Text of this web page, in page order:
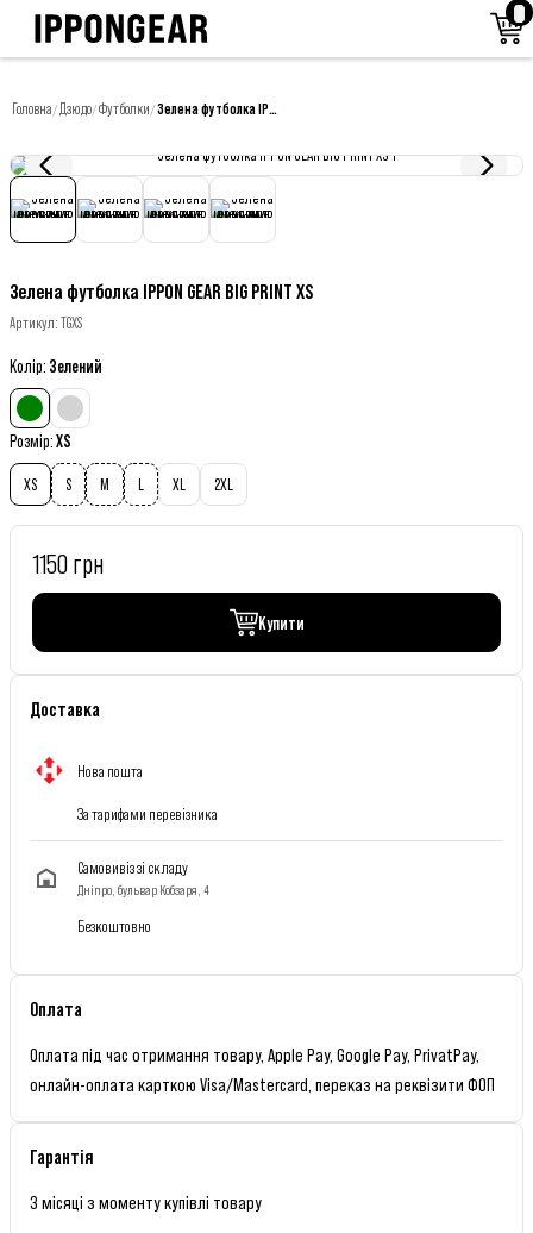
Головна/Дзюдо/Футболки/ Зелена футболка IPPON GEAR BIG PRINT XS
Зелена футболка IPPON GEAR BIG PRINT XS
Артикул: TGXS
Колір: Зелений
Розмір:XS
XS S M L XL 2XL
1150 грн
Купити
Доставка
Нова пошта
За тарифами перевізника
Самовивіз зі складу
Дніпро, бульвар Кобзаря, 4
Безкоштовно
Оплата
Оплата під час отримання товару, Apple Pay, Google Pay, PrivatPay,
онлайн-оплата карткою Visa/Mastercard, переказ на реквізити ФОП
Гарантія
3 місяці з моменту купівлі товару